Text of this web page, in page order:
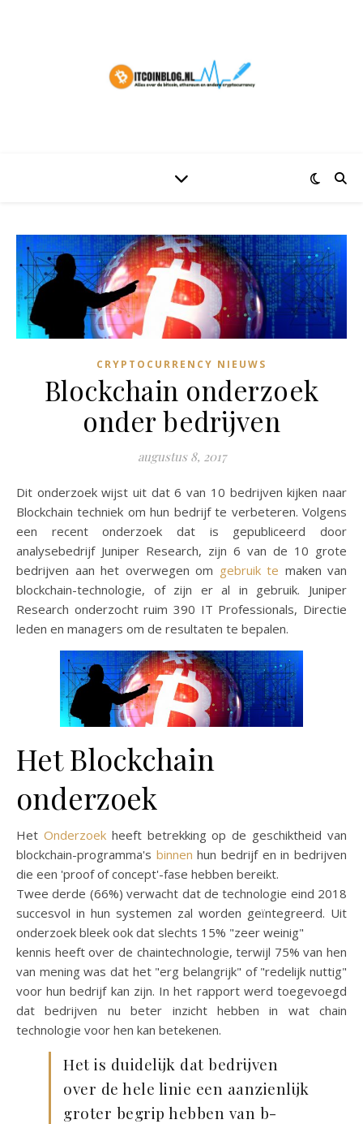
CRYPTOCURRENCY NIEUWS
Blockchain onderzoek
onder bedrijven
augustus 8, 2017
Dit onderzoek wijst uit dat 6 van 10 bedrijven kijken naar
Blockchain techniek om hun bedrijf te verbeteren. Volgens
een recent onderzoek dat is gepubliceerd door
analysebedrijf Juniper Research, zijn 6 van de 10 grote
bedrijven aan het overwegen om gebruik te maken van
blockchain-technologie, of zijn er al in gebruik. Juniper
Research onderzocht ruim 390 IT Professionals, Directie
leden en managers om de resultaten te bepalen.
Het Blockchain
onderzoek
Het Onderzoekheeft betrekking op de geschiktheid van
blockchain-programma's binnen hun bedrijf en in bedrijven
die een 'proof of concept'-fase hebben bereikt.
Twee derde (66%) verwacht dat de technologie eind 2018
succesvol in hun systemen zal worden geïntegreerd. Uit
onderzoek bleek ook dat slechts 15% "zeer weinig"
kennis heeft over de chaintechnologie, terwijl 75% van hen
van mening was dat het "erg belangrijk" of "redelijk nuttig"
voor hun bedrijf kan zijn. In het rapport werd toegevoegd
dat bedrijven nu beter inzicht hebben in wat chain
technologie voor hen kan betekenen.
Het is duidelijk dat bedrijven
over de hele linie een aanzienlijk
groter begrip hebben van b-